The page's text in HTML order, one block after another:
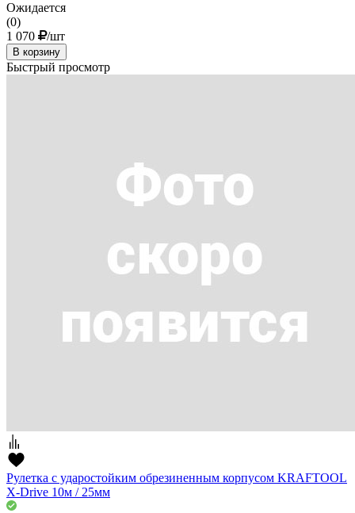
Ожидается
(0)
1 070
/шт
В корзину
Быстрый просмотр
Рулетка с ударостойким обрезиненным корпусом KRAFTOOL
X-Drive 10м / 25мм